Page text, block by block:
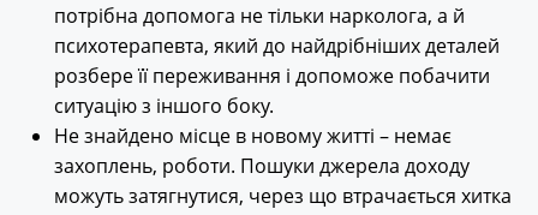
потрібна допомога не тільки нарколога, а й
психотерапевта, який до найдрібніших деталей
розбере її переживання і допоможе побачити
ситуацію з іншого боку.
Не знайдено місце в новому житті – немає
захоплень, роботи. Пошуки джерела доходу
можуть затягнутися, через що втрачається хитка